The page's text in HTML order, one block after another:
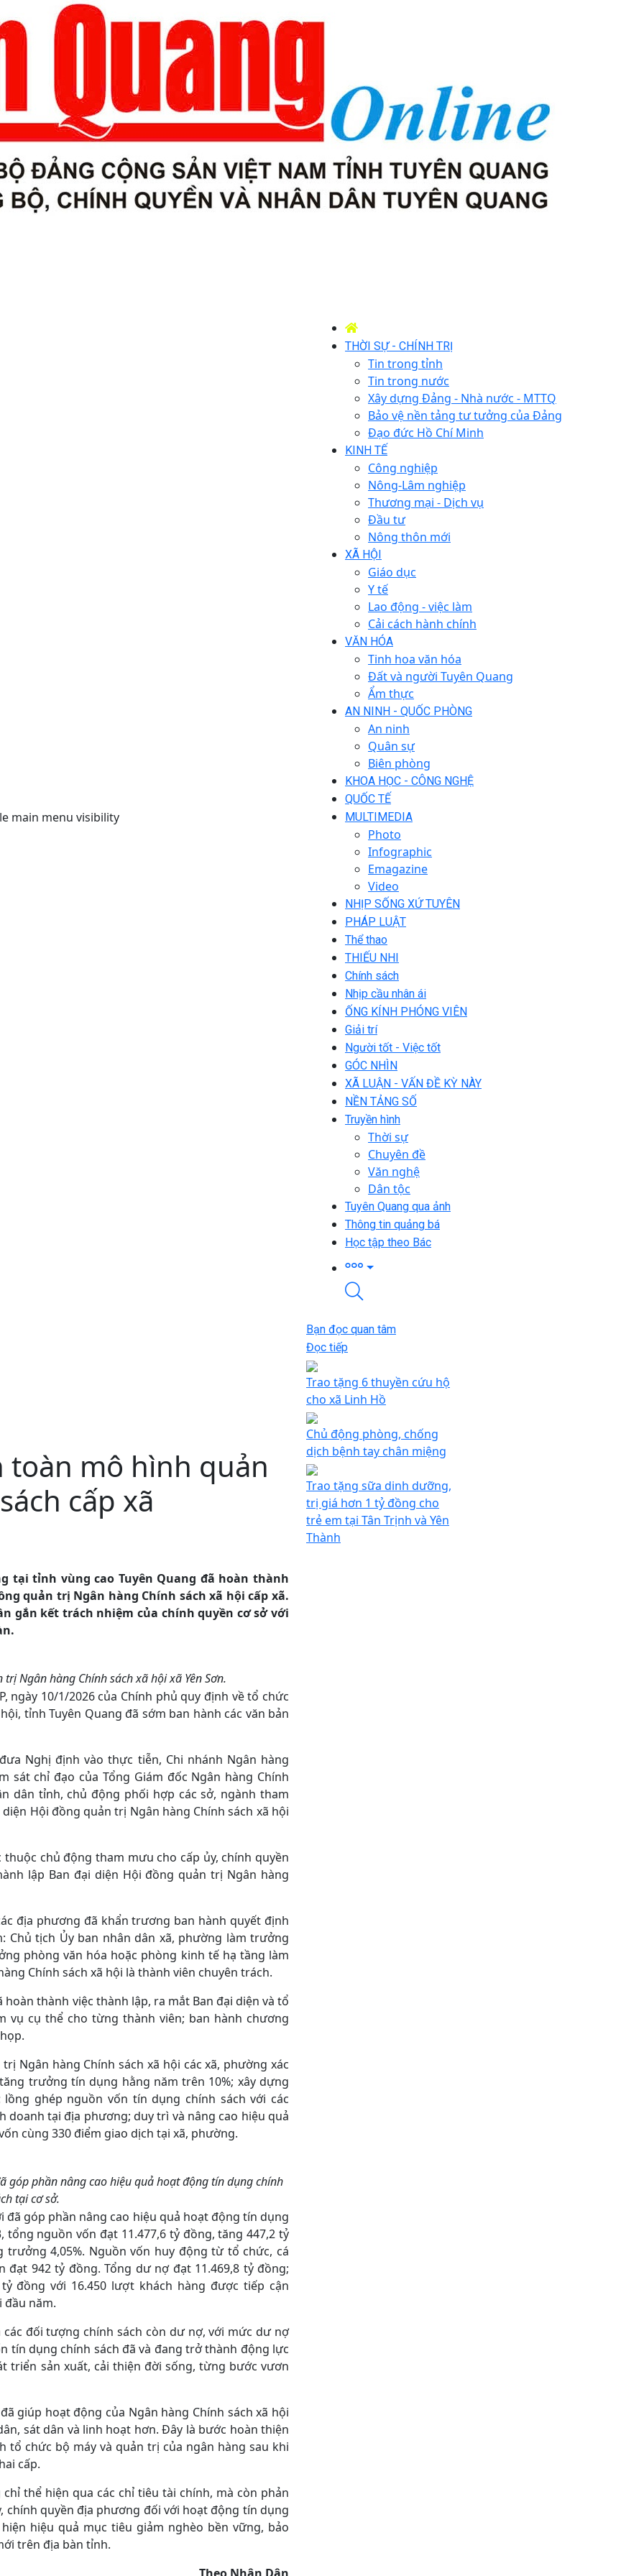
main menu visibility
THỜI SỰ - CHÍNH TRỊ
Tin trong tỉnh
Tin trong nước
Xây dựng Đảng - Nhà nước - MTTQ
Bảo vệ nền tảng tư tưởng của Đảng
Đạo đức Hồ Chí Minh
KINH TẾ
Công nghiệp
Nông-Lâm nghiệp
Thương mại - Dịch vụ
Đầu tư
Nông thôn mới
XÃ HỘI
Giáo dục
Y tế
Lao động - việc làm
Cải cách hành chính
VĂN HÓA
Tinh hoa văn hóa
Đất và người Tuyên Quang
Ẩm thực
AN NINH - QUỐC PHÒNG
An ninh
Quân sự
Biên phòng
KHOA HỌC - CÔNG NGHỆ
QUỐC TẾ
MULTIMEDIA
Photo
Infographic
Emagazine
Video
NHỊP SỐNG XỨ TUYÊN
PHÁP LUẬT
Thể thao
THIẾU NHI
Chính sách
Nhịp cầu nhân ái
ỐNG KÍNH PHÓNG VIÊN
Giải trí
Người tốt - Việc tốt
GÓC NHÌN
XÃ LUẬN - VẤN ĐỀ KỲ NÀY
NỀN TẢNG SỐ
Truyền hình
Thời sự
Chuyên đề
Văn nghệ
Dân tộc
Tuyên Quang qua ảnh
Thông tin quảng bá
Học tập theo Bác
toàn mô hình quản
cấp xã
tại tỉnh vùng cao Tuyên Quang đã hoàn thành
quản trị Ngân hàng Chính sách xã hội cấp xã.
gắn kết trách nhiệm của chính quyền cơ sở với
Ngân hàng Chính sách xã hội xã Yên Sơn.
ngày 10/1/2026 của Chính phủ quy định về tổ chức
tỉnh Tuyên Quang đã sớm ban hành các văn bản
Nghị định vào thực tiễn, Chi nhánh Ngân hàng
sát chỉ đạo của Tổng Giám đốc Ngân hàng Chính
dân tỉnh, chủ động phối hợp các sở, ngành tham
Hội đồng quản trị Ngân hàng Chính sách xã hội
chủ động tham mưu cho cấp ủy, chính quyền
lập Ban đại diện Hội đồng quản trị Ngân hàng
địa phương đã khẩn trương ban hành quyết định
Chủ tịch Ủy ban nhân dân xã, phường làm trưởng
phòng văn hóa hoặc phòng kinh tế hạ tầng làm
Chính sách xã hội là thành viên chuyên trách.
thành việc thành lập, ra mắt Ban đại diện và tổ
vụ cụ thể cho từng thành viên; ban hành chương
Ngân hàng Chính sách xã hội các xã, phường xác
trưởng tín dụng hằng năm trên 10%; xây dựng
ghép nguồn vốn tín dụng chính sách với các
tại địa phương; duy trì và nâng cao hiệu quả
cùng 330 điểm giao dịch tại xã, phường.
góp phần nâng cao hiệu quả hoạt động tín dụng chính
tại cơ sở.
góp phần nâng cao hiệu quả hoạt động tín dụng
nguồn vốn đạt 11.477,6 tỷ đồng, tăng 447,2 tỷ
4,05%. Nguồn vốn huy động từ tổ chức, cá
942 tỷ đồng. Tổng dư nợ đạt 11.469,8 tỷ đồng;
đồng với 16.450 lượt khách hàng được tiếp cận
đầu năm.
đối tượng chính sách còn dư nợ, với mức dư nợ
tín dụng chính sách đã và đang trở thành động lực
triển sản xuất, cải thiện đời sống, từng bước vươn
giúp hoạt động của Ngân hàng Chính sách xã hội
sát dân và linh hoạt hơn. Đây là bước hoàn thiện
chức bộ máy và quản trị của ngân hàng sau khi
cấp.
thể hiện qua các chỉ tiêu tài chính, mà còn phản
chính quyền địa phương đối với hoạt động tín dụng
hiệu quả mục tiêu giảm nghèo bền vững, bảo
trên địa bàn tỉnh.
Bạn đọc quan tâm
Đọc tiếp
Trao tặng 6 thuyền cứu hộ
cho xã Linh Hồ
Chủ động phòng, chống
dịch bệnh tay chân miệng
Trao tặng sữa dinh dưỡng,
trị giá hơn 1 tỷ đồng cho
trẻ em tại Tân Trịnh và Yên
Thành